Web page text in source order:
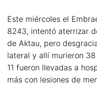
Este miércoles el
8243, intentó aterrizar
de Aktau, pero
lateral y allí murieron
11 fueron llevadas a
más con lesiones de